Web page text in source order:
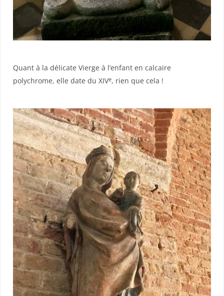
Quant à la délicate Vierge à l’enfant en calcaire
polychrome, elle date du XIVe, rien que cela !